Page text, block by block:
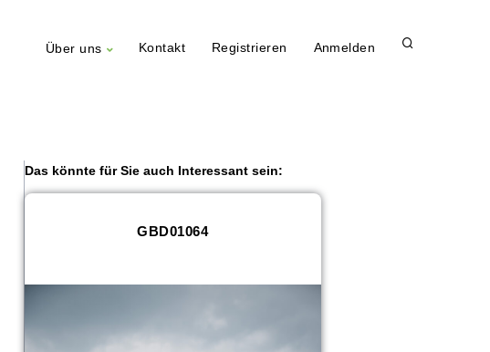
Über uns Kontakt Registrieren Anmelden
Das könnte für Sie auch Interessant sein:
GBD01064